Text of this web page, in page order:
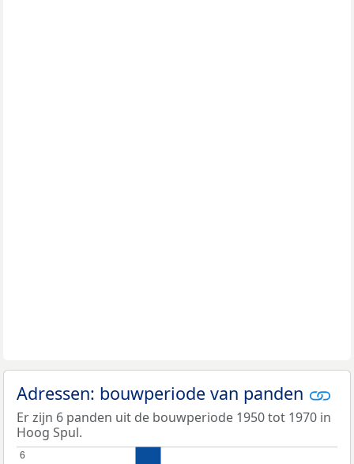
Adressen: bouwperiode van panden
Er zijn 6 panden uit de bouwperiode 1950 tot 1970 in
Hoog Spul.
6
6